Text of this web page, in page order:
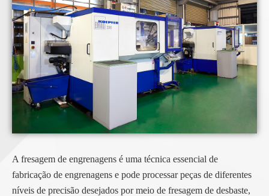
A fresagem de engrenagens é uma técnica essencial de
fabricação de engrenagens e pode processar peças de diferentes
níveis de precisão desejados por meio de fresagem de desbaste,